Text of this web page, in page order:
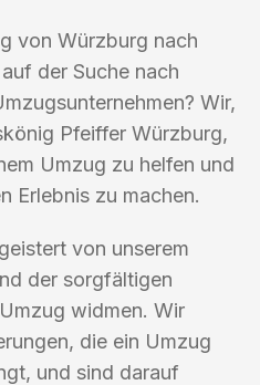
von Würzburg nach
der Suche nach
Wir,
Pfeiffer Würzburg,
Umzug zu helfen und
Erlebnis zu machen.
von unserem
der sorgfältigen
widmen. Wir
die ein Umzug
und sind darauf